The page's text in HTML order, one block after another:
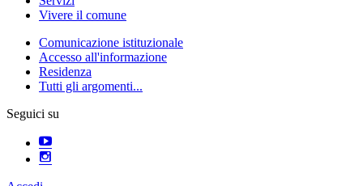
Vivere il comune
Comunicazione istituzionale
Accesso all'informazione
Residenza
Tutti gli argomenti...
Seguici su